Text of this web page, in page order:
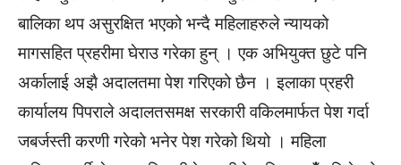
बालिका थप असुरक्षित भएको भन्दै महिलाहरुले न्यायको
मागसहित प्रहरीमा घेराउ गरेका हुन् । एक अभियुक्त छुटे पनि
अर्कालाई अझै अदालतमा पेश गरिएको छैन । इलाका प्रहरी
कार्यालय पिपराले अदालतसमक्ष सरकारी वकिलमार्फत पेश गर्दा
जबर्जस्ती करणी गरेको भनेर पेश गरेको थियो । महिला